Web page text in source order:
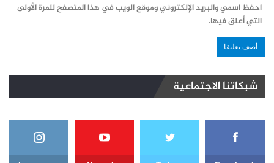
احفظ اسمي والبريد الإلكتروني وموقع الويب في هذا المتصفح للمرة الأولى
التي أعلق فيها.
شبكاتنا الاجتماعية